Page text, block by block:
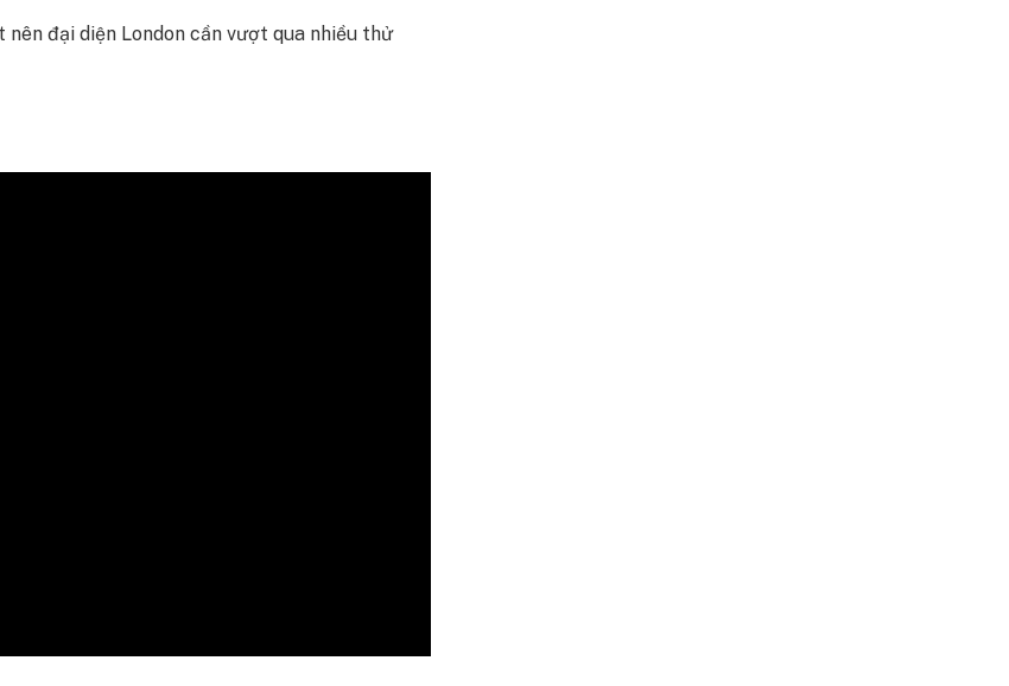
đại diện London cần vượt qua nhiều thử